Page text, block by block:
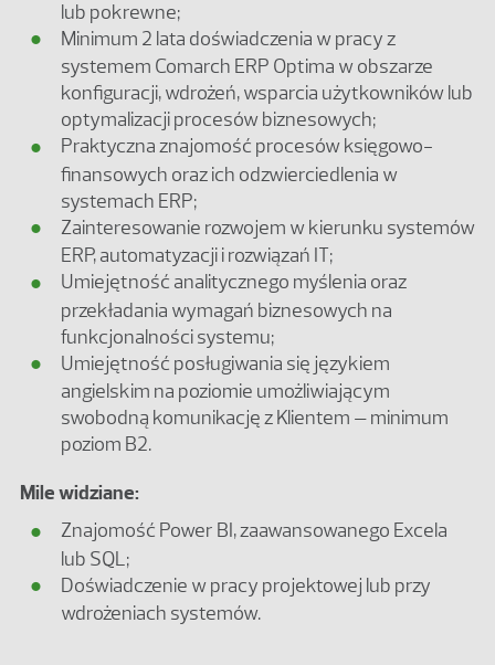
lub pokrewne;
Minimum 2 lata doświadczenia w pracy z
systemem Comarch ERP Optima w obszarze
konfiguracji, wdrożeń, wsparcia użytkowników lub
optymalizacji procesów biznesowych;
Praktyczna znajomość procesów księgowo-
finansowych oraz ich odzwierciedlenia w
systemach ERP;
Zainteresowanie rozwojem w kierunku systemów
ERP, automatyzacji i rozwiązań IT;
Umiejętność analitycznego myślenia oraz
przekładania wymagań biznesowych na
funkcjonalności systemu;
Umiejętność posługiwania się językiem
angielskim na poziomie umożliwiającym
swobodną komunikację z Klientem – minimum
poziom B2.
Mile widziane:
Znajomość Power BI, zaawansowanego Excela
lub SQL;
Doświadczenie w pracy projektowej lub przy
wdrożeniach systemów.